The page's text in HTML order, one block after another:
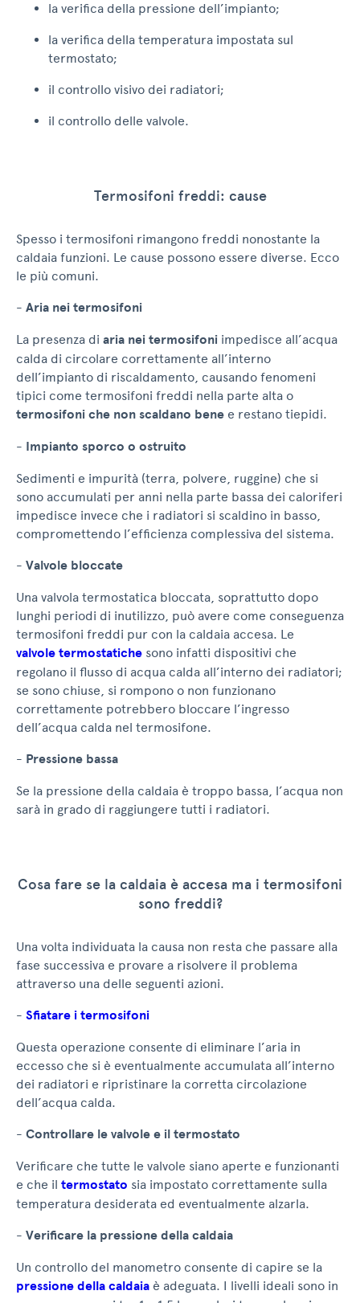
la verifica della pressione dell’impianto;
la verifica della temperatura impostata sul
termostato;
il controllo visivo dei radiatori;
il controllo delle valvole.
Termosifoni freddi: cause
Spesso i termosifoni rimangono freddi nonostante la
caldaia funzioni. Le cause possono essere diverse. Ecco
le più comuni.
- Aria nei termosifoni
La presenza di aria nei termosifoni impedisce all’acqua
calda di circolare correttamente all’interno
dell’impianto di riscaldamento, causando fenomeni
tipici come termosifoni freddi nella parte alta o
termosifoni che non scaldano bene e restano tiepidi.
- Impianto sporco o ostruito
Sedimenti e impurità (terra, polvere, ruggine) che si
sono accumulati per anni nella parte bassa dei caloriferi
impedisce invece che i radiatori si scaldino in basso,
compromettendo l’efficienza complessiva del sistema.
- Valvole bloccate
Una valvola termostatica bloccata, soprattutto dopo
lunghi periodi di inutilizzo, può avere come conseguenza
termosifoni freddi pur con la caldaia accesa. Le
valvole termostatiche sono infatti dispositivi che
regolano il flusso di acqua calda all’interno dei radiatori;
se sono chiuse, si rompono o non funzionano
correttamente potrebbero bloccare l’ingresso
dell’acqua calda nel termosifone.
- Pressione bassa
Se la pressione della caldaia è troppo bassa, l’acqua non
sarà in grado di raggiungere tutti i radiatori.
Cosa fare se la caldaia è accesa ma i termosifoni
sono freddi?
Una volta individuata la causa non resta che passare alla
fase successiva e provare a risolvere il problema
attraverso una delle seguenti azioni.
- Sfiatare i termosifoni
Questa operazione consente di eliminare l’aria in
eccesso che si è eventualmente accumulata all’interno
dei radiatori e ripristinare la corretta circolazione
dell’acqua calda.
- Controllare le valvole e il termostato
Verificare che tutte le valvole siano aperte e funzionanti
e che il termostato sia impostato correttamente sulla
temperatura desiderata ed eventualmente alzarla.
- Verificare la pressione della caldaia
Un controllo del manometro consente di capire se la
pressione della caldaia è adeguata. I livelli ideali sono in